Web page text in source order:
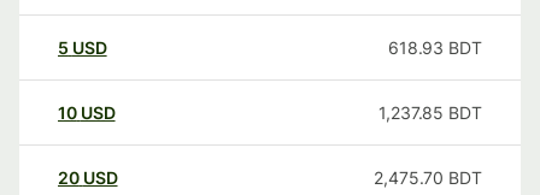
5 USD 618.93 BDT
10 USD 1,237.85 BDT
20 USD 2,475.70 BDT